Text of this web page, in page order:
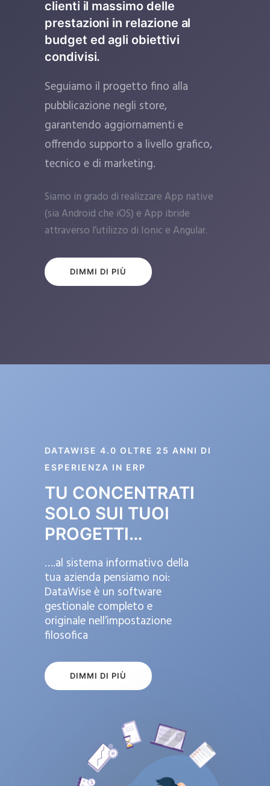
clienti il massimo delle
prestazioni in relazione al
budget ed agli obiettivi
condivisi.
Seguiamo il progetto fino alla
pubblicazione negli store,
garantendo aggiornamenti e
offrendo supporto a livello grafico,
tecnico e di marketing.
Siamo in grado di realizzare App native
(sia Android che iOS) e App ibride
attraverso l’utilizzo di Ionic e Angular.
DIMMI DI PIÙ
DATAWISE 4.0 OLTRE 25 ANNI DI
ESPERIENZA IN ERP
TU CONCENTRATI
SOLO SUI TUOI
PROGETTI…
….al sistema informativo della
tua azienda pensiamo noi:
DataWise è un software
gestionale completo e
originale nell’impostazione
filosofica
DIMMI DI PIÙ